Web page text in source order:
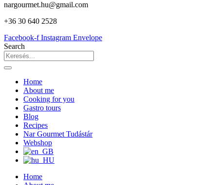
nargourmet.hu@gmail.com
+36 30 640 2528
Facebook-f Instagram Envelope
Search
Home
About me
Cooking for you
Gastro tours
Blog
Recipes
Nar Gourmet Tudástár
Webshop
Home